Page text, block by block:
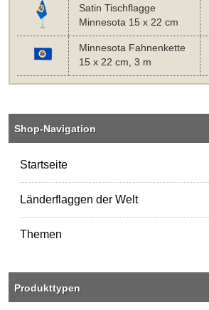
Satin Tischflagge
Minnesota 15 x 22 cm
Minnesota Fahnenkette
15 x 22 cm, 3 m
Shop-Navigation
Startseite
Länderflaggen der Welt
Themen
Produkttypen